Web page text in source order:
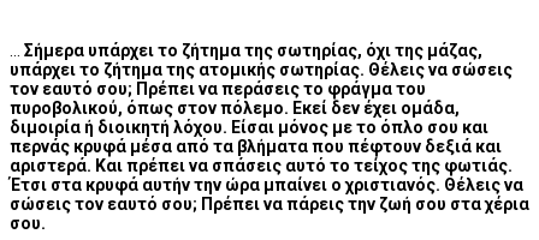
Σήμερα υπάρχει το ζήτημα της σωτηρίας, όχι της μάζας,
υπάρχει το ζήτημα της ατομικής σωτηρίας. Θέλεις να σώσεις
τον εαυτό σου; Πρέπει να περάσεις το φράγμα του
πυροβολικού, όπως στον πόλεμο. Εκεί δεν έχει ομάδα,
διμοιρία ή διοικητή λόχου. Είσαι μόνος με το όπλο σου και
περνάς κρυφά μέσα από τα βλήματα που πέφτουν δεξιά και
αριστερά. Και πρέπει να σπάσεις αυτό το τείχος της φωτιάς.
Έτσι στα κρυφά αυτήν την ώρα μπαίνει ο χριστιανός. Θέλεις να
σώσεις τον εαυτό σου; Πρέπει να πάρεις την ζωή σου στα χέρια
σου.